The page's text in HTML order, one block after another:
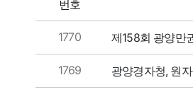
번호
1770 제158회 광양만
1769 광양경자청, 원